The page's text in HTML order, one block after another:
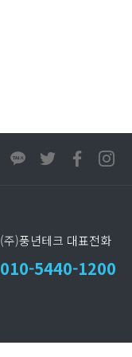
(주)풍년테크 대표전화
010-5440-1200